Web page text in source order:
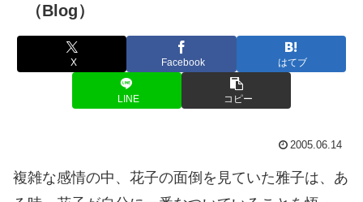
（Blog）
X Facebook はてブ
LINE コピー
2005.06.14
複雑な感情の中、花子の面倒を見ていた雅子は、あ